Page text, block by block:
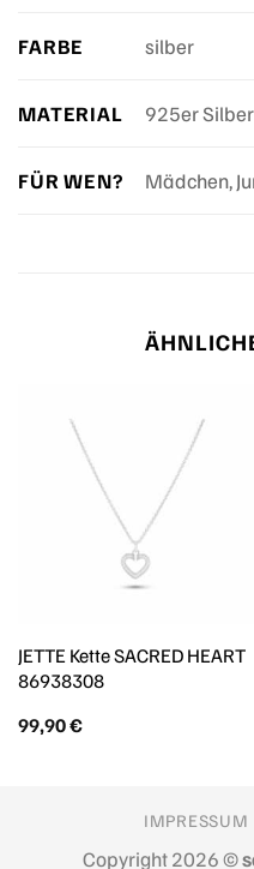
FARBE silber
MATERIAL 925er Silber
FÜR WEN? Mädchen,
JETTE Kette SACRED HEART
86938308
99,90€
IMPRESSUM
Copyright 2026 ©